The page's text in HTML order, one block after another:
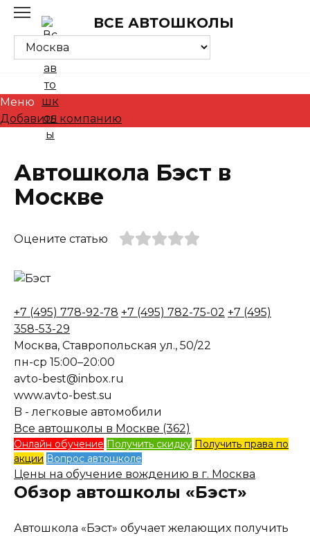
Skip
content
ВСЕ АВТОШКОЛЫ
Меню
Добавить компанию
Автошкола Бэст в
Москве
Оцените статью
+7 (495) 778-92-78 +7 (495) 782-75-02 +7 (495)
358-53-29
Москва, Ставропольская ул., 50/22
пн-ср 15:00–20:00
avto-best@inbox.ru
www.avto-best.su
B - легковые автомобили
Все автошколы в Москве (362)
Онлайн обучение Получить скидку Получить права по
акции Вопрос автошколе
Цены на обучение вождению в г. Москва
Обзор автошколы «Бэст»
Автошкола «Бэст» обучает желающих получить